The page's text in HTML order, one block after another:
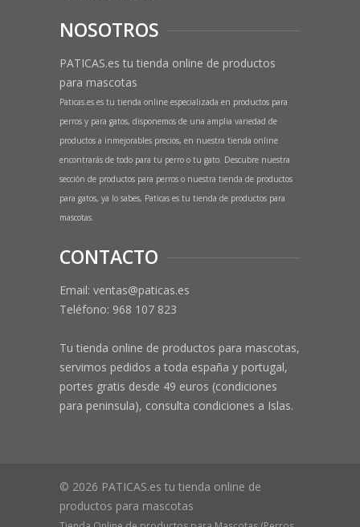
NOSOTROS
PATICAS.es tu tienda online de productos
para mascotas
Paticas.es es tu tienda online especializada en productos para
perros y para gatos, disponemos de una amplia variedad de
productos a inmejorables precios, en nuestra tienda online
encontrarás de todo para tu perro o tu gato. Descubre nuestra
sección de productos para perros o nuestra tienda de productos
para gatos, ya lo sabes, Paticas es tu tienda de productos para
mascotas.
CONTACTO
Email: ventas@paticas.es
Teléfono: 968 107 823
Tu tienda online de productos para mascotas,
servimos pedidos a toda españa y portugal,
portes gratis desde 49 euros (condiciones
para peninsula), consulta condiciones a Islas.
© 2026 PATICAS.es tu tienda online de
productos para mascotas